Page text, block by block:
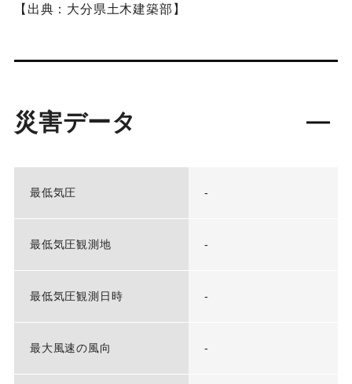
【出典：大分県土木建築部】
災害データ
最低気圧 -
最低気圧観測地 -
最低気圧観測日時 -
最大風速の風向 -